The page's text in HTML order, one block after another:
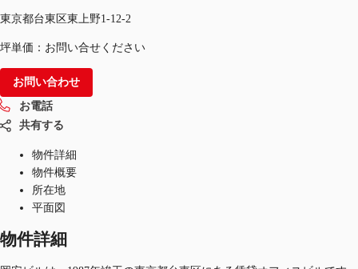
東京都台東区東上野1-12-2
坪単価：お問い合せください
お問い合わせ
お電話
共有する
物件詳細
物件概要
所在地
平面図
物件詳細